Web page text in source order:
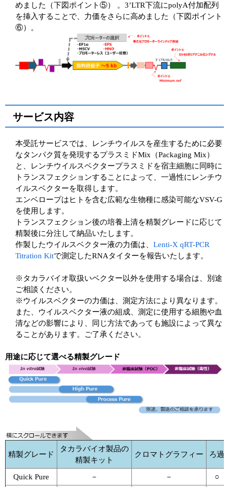
めました（下図ポイント⑤） 。3’LTR下流にpolyA付加配列
を挿入することで、力価をさらに高めました（下図ポイント
⑥）。
サービス内容
本受託サービスでは、レンチウイルスを産生するために必要
なタンパク質を発現するプラスミドMix（Packaging Mix）
と、レンチウイルスベクタープラスミドを宿主細胞に同時に
トランスフェクションすることによって、一過性にレンチウ
イルスベクターを取得します。
エンベロープはヒトを含む広範な生物種に感染可能なVSV-G
を使用します。
トランスフェクション後の培養上清を精製グレードに応じて
精製後に分注して納品いたします。
作製したウイルスベクター液の力価は、 Lenti-X qRT-PCR
Titration Kitで測定したRNAタイターを報告いたします。
※タカラバイオ取扱いベクター以外を使用する場合は、別途
ご相談ください。
※ウイルスベクターの力価は、測定方法により異なります。
また、ウイルスベクター液の組成、測定に使用する細胞や血
清などの影響により、同じ方法であっても施設によって異な
ることがあります。ご了承ください。
用途に応じて選べる精製グレード
精製グレード
タカラバイオ製品の
精製キット
クロマトグラフィー ろ過
Quick Pure － － ○